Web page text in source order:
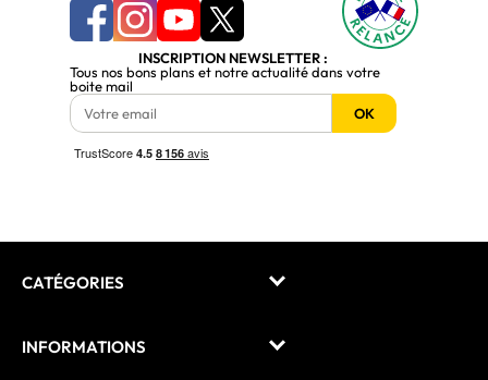
INSCRIPTION NEWSLETTER :
Tous nos bons plans et notre actualité dans votre
boite mail
OK
CATÉGORIES
INFORMATIONS